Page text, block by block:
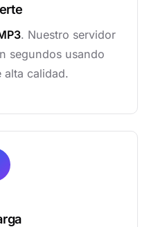
. Nuestro servidor
segundos usando
calidad.